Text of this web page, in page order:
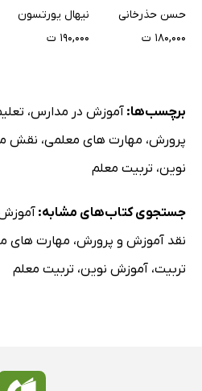
حسن حذرخانی
۱۸۰,۰۰۰ ت
نیهال یورتسون
۱۹۰,۰۰۰ ت
برچسب‌ها: آموزش در مدارس،
پرورش، مهارت های معلمی، نقش
نوین، تربیت معلم
جستجوی کتاب‌های مشابه:
نقد آموزش و پرورش، مهارت های
تربیت، آموزش نوین، تربیت معلم